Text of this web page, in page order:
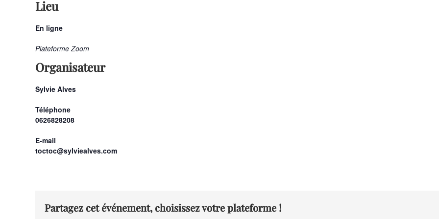
Lieu
En ligne
Plateforme Zoom
Organisateur
Sylvie Alves
Téléphone
0626828208
E-mail
toctoc@sylviealves.com
Partagez cet événement, choisissez votre plateforme !